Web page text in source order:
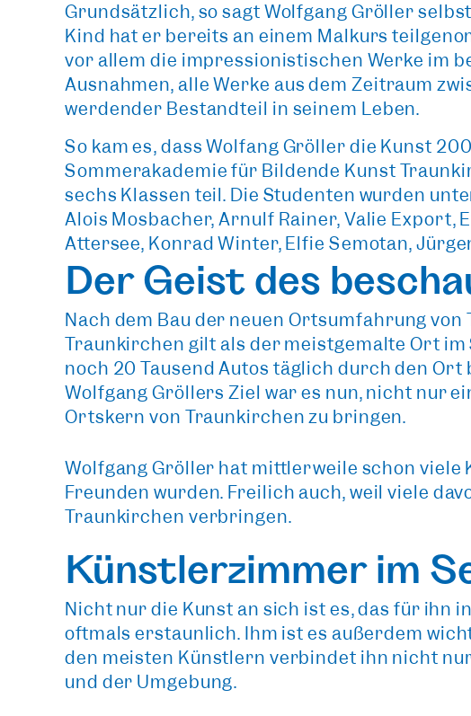
Grundsätzlich, so sagt Wolfgang Gröller
Kind hat er bereits an einem Malkurs
vor allem die impressionistischen Werke im
Ausnahmen, alle Werke aus dem Zeitraum
werdender Bestandteil in seinem Leben.
So kam es, dass Wolfang Gröller die Kunst
Sommerakademie für Bildende Kunst
sechs Klassen teil. Die Studenten wurden
Alois Mosbacher, Arnulf Rainer, Valie Export,
Attersee, Konrad Winter, Elfie Semotan,
Der Geist des
Nach dem Bau der neuen Ortsumfahrung
Traunkirchen gilt als der meistgemalte Ort
noch 20 Tausend Autos täglich durch den
Wolfgang Gröllers Ziel war es nun, nicht nur
Ortskern von Traunkirchen zu bringen.
Wolfgang Gröller hat mittlerweile schon
Freunden wurden. Freilich auch, weil viele
Traunkirchen verbringen.
Künstlerzimmer im
Nicht nur die Kunst an sich ist es, das für ihn
oftmals erstaunlich. Ihm ist es außerdem
den meisten Künstlern verbindet ihn nicht
und der Umgebung.